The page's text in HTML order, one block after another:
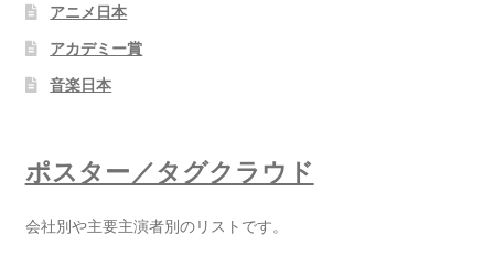
アニメ日本
アカデミー賞
音楽日本
ポスター／タグクラウド
会社別や主要主演者別のリストです。